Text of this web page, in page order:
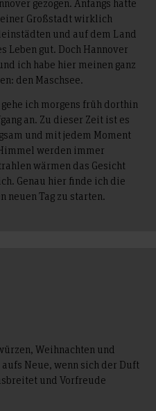
gezogen. Anfangs hatte
Großstadt wirklich
und auf dem Land
Leben gut. Doch Hannover
ich habe hier meinen ganz
den Maschsee.
ich morgens früh dorthin
an. Zu dieser Zeit ist es
und mit jedem Moment
werden immer
wärmen das Gesicht
Genau hier finde ich die
neuen Tag zu starten.
Weihnachten und
Neue, wenn sich der Duft
und Vorfreude